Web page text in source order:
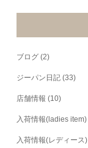
ブログ (2)
ジーパン日記 (33)
店舗情報 (10)
入荷情報(ladies item)
入荷情報(レディース)